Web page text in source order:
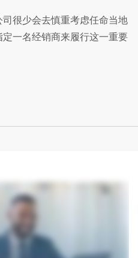
很少会去慎重考虑任命当地
一名经销商来履行这一重要